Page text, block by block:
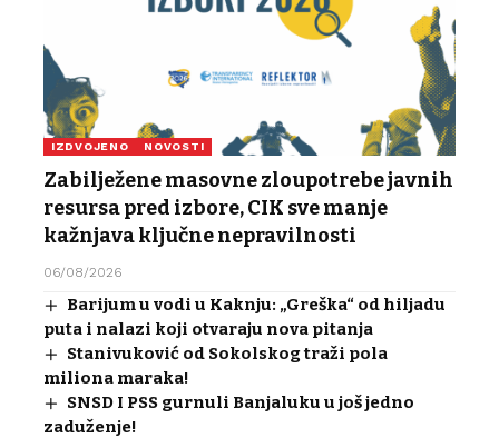
IZDVOJENO NOVOSTI
Zabilježene masovne zloupotrebe javnih
resursa pred izbore, CIK sve manje
kažnjava ključne nepravilnosti
06/08/2026
Barijum u vodi u Kaknju: „Greška“ od hiljadu
puta i nalazi koji otvaraju nova pitanja
Stanivuković od Sokolskog traži pola
miliona maraka!
SNSD I PSS gurnuli Banjaluku u još jedno
zaduženje!